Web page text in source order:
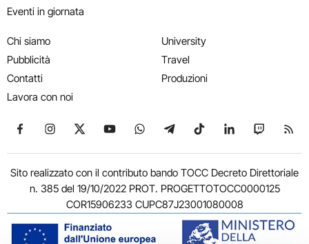
Eventi in giornata
Chi siamo
Pubblicità
Contatti
Lavora con noi
University
Travel
Produzioni
Seguici su Facebook
Seguici su Instagram
Seguici su X
Seguici su YouTube
Seguici su WhatsApp
Seguici su Telegram
Seguici su TikTok
Seguici su
Seguici
Sito realizzato con il contributo bando TOCC Decreto Direttoriale
n. 385 del 19/10/2022 PROT. PROGETTOTOCC0000125
COR15906233 CUPC87J23001080008